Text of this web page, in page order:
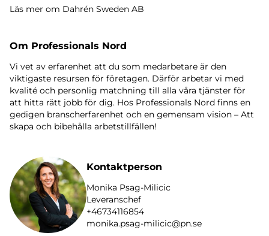
Läs mer om Dahrén Sweden AB
Om Professionals Nord
Vi vet av erfarenhet att du som medarbetare är den
viktigaste resursen för företagen. Därför arbetar vi med
kvalité och personlig matchning till alla våra tjänster för
att hitta rätt jobb för dig. Hos Professionals Nord finns en
gedigen branscherfarenhet och en gemensam vision – Att
skapa och bibehålla arbetstillfällen!
Kontaktperson
Monika Psag-Milicic
Leveranschef
+46734116854
monika.psag-milicic@pn.se